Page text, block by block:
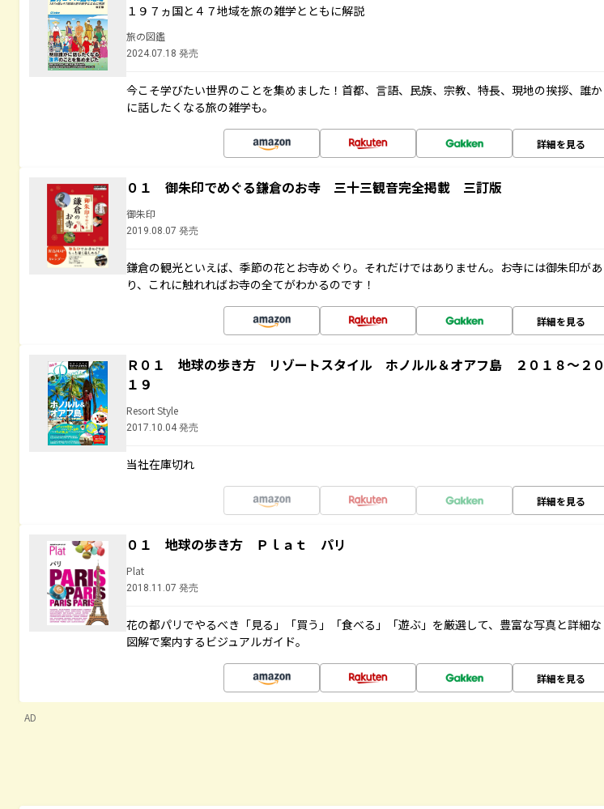
１９７ヵ国と４７地域を旅の雑学とともに解説
旅の図鑑
2024.07.18 発売
今こそ学びたい世界のことを集めました！首都、言語、民族、宗教、特長、現地の挨拶、誰か
に話したくなる旅の雑学も。
詳細を見る
０１ 御朱印でめぐる鎌倉のお寺 三十三観音完全掲載 三訂版
御朱印
2019.08.07 発売
鎌倉の観光といえば、季節の花とお寺めぐり。それだけではありません。お寺には御朱印があ
り、これに触れればお寺の全てがわかるのです！
詳細を見る
Ｒ０１ 地球の歩き方 リゾートスタイル ホノルル＆オアフ島 ２０１８～２０
１９
Resort Style
2017.10.04 発売
当社在庫切れ
詳細を見る
０１ 地球の歩き方 Ｐｌａｔ パリ
Plat
2018.11.07 発売
花の都パリでやるべき「見る」「買う」「食べる」「遊ぶ」を厳選して、豊富な写真と詳細な
図解で案内するビジュアルガイド。
詳細を見る
AD